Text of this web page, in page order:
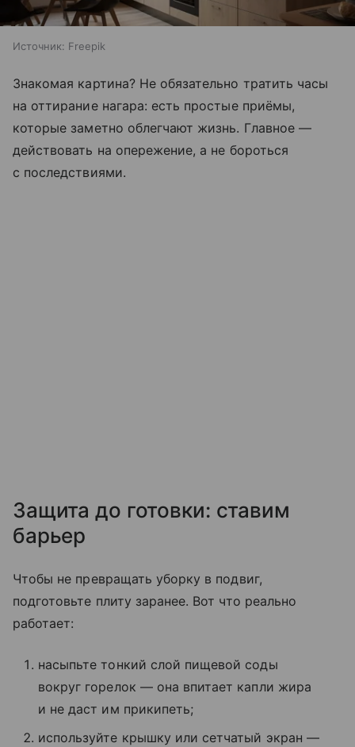
Источник: Freepik
Знакомая картина? Не обязательно тратить часы
на оттирание нагара: есть простые приёмы,
которые заметно облегчают жизнь. Главное —
действовать на опережение, а не бороться
с последствиями.
Защита до готовки: ставим
барьер
Чтобы не превращать уборку в подвиг,
подготовьте плиту заранее. Вот что реально
работает:
насыпьте тонкий слой пищевой соды
вокруг горелок — она впитает капли жира
и не даст им прикипеть;
используйте крышку или сетчатый экран —